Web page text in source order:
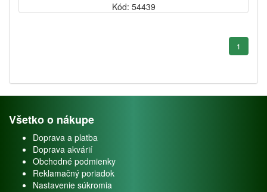
Kód: 54439
1
Všetko o nákupe
Doprava a platba
Doprava akvárií
Obchodné podmienky
Reklamačný poriadok
Nastavenie súkromia